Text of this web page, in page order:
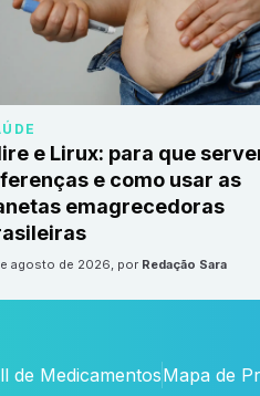
e Lirux: para que
e como usar as
emagrecedoras
de agosto de 2026, por Redação Sara
de MedicamentosMapa de